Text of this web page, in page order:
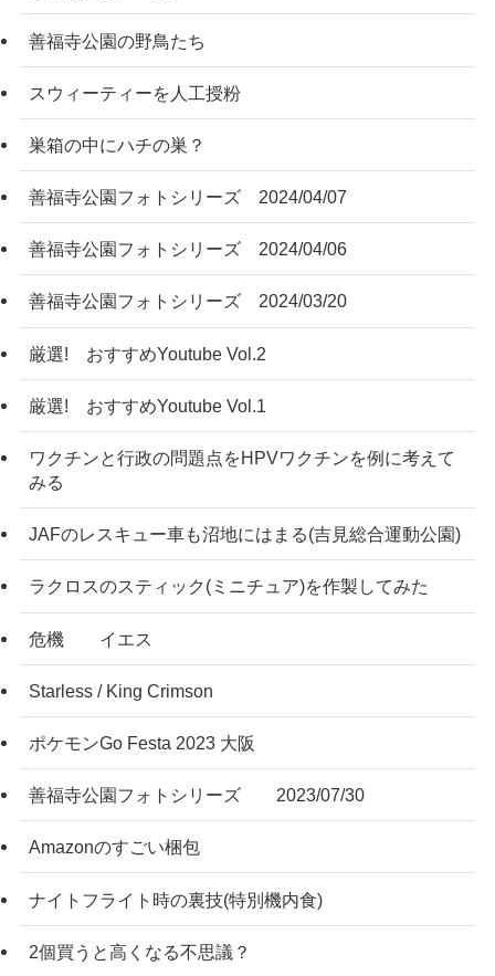
善福寺公園の野鳥たち
スウィーティーを人工授粉
巣箱の中にハチの巣？
善福寺公園フォトシリーズ 2024/04/07
善福寺公園フォトシリーズ 2024/04/06
善福寺公園フォトシリーズ 2024/03/20
厳選! おすすめYoutube Vol.2
厳選! おすすめYoutube Vol.1
ワクチンと行政の問題点をHPVワクチンを例に考えて
みる
JAFのレスキュー車も沼地にはまる(吉見総合運動公園)
ラクロスのスティック(ミニチュア)を作製してみた
危機 イエス
Starless / King Crimson
ポケモンGo Festa 2023 大阪
善福寺公園フォトシリーズ 2023/07/30
Amazonのすごい梱包
ナイトフライト時の裏技(特別機内食)
2個買うと高くなる不思議？